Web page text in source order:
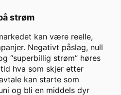
strøm
kan være reelle,
Negativt påslag, null
“superbillig strøm” høres
hva som skjer etter
kan starte som
og bli en middels dyr